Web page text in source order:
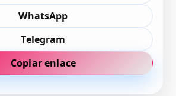
WhatsApp
Telegram
Copiar enlace